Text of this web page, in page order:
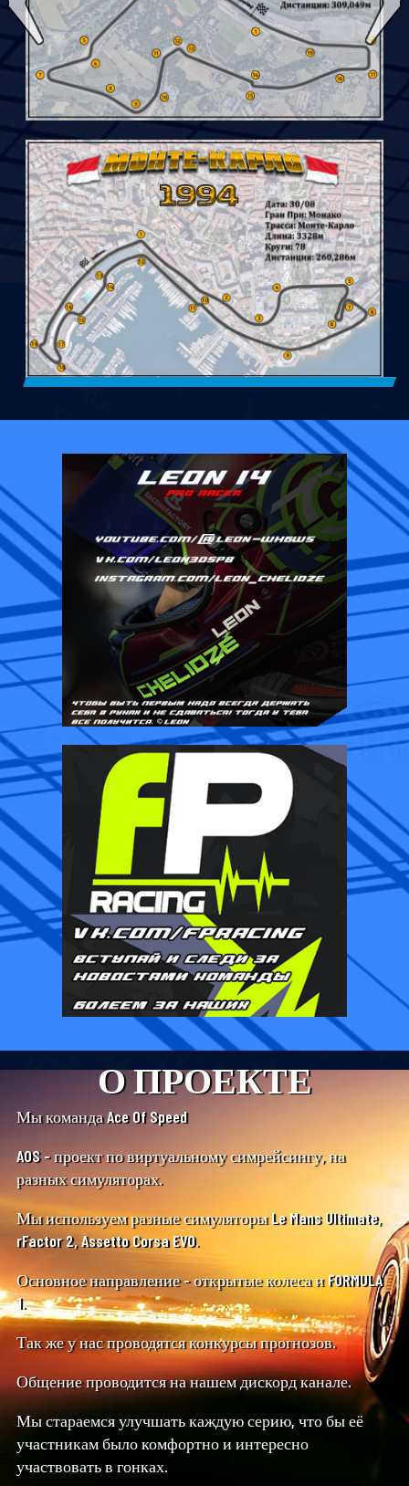
3
О ПРОЕКТЕ
Мы команда Ace Of Speed
AOS - проект по виртуальному симрейсингу, на
разных симуляторах.
Мы используем разные симуляторы Le Mans Ultimate,
rFactor 2, Assetto Corsa EVO.
Основное направление - открытые колеса и FORMULA
1.
Так же у нас проводятся конкурсы прогнозов.
Общение проводится на нашем дискорд канале.
Мы стараемся улучшать каждую серию, что бы её
участникам было комфортно и интересно
участвовать в гонках.